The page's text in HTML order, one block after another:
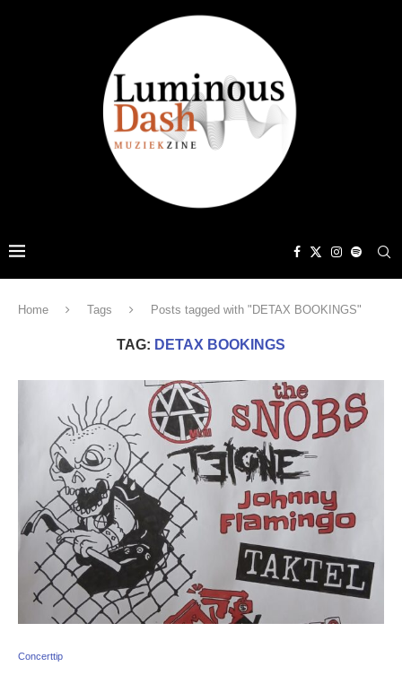
Home Tags Posts tagged with "DETAX BOOKINGS"
TAG: DETAX BOOKINGS
Concerttip